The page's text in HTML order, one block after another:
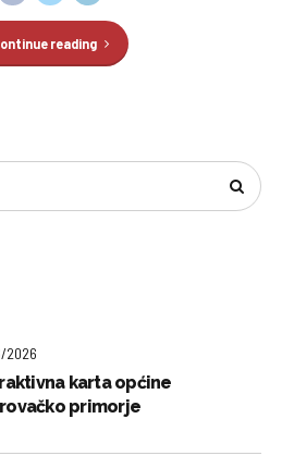
reading
2026
karta općine
primorje